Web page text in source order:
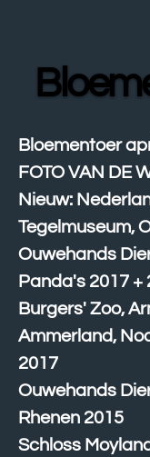
Bloementoer
FOTO VAN DE
Nieuw:
Tegelmuseum,
Ouwehands
Panda's 2017 +
Burgers' Zoo,
Ammerland,
2017
Ouwehands
Rhenen 2015
Schloss